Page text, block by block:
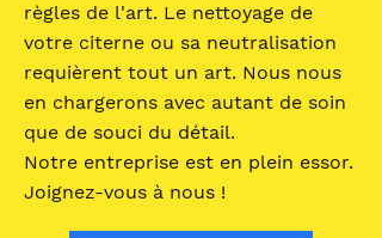
règles de l'art. Le nettoyage de
votre citerne ou sa neutralisation
requièrent tout un art. Nous nous
en chargerons avec autant de soin
que de souci du détail.
Notre entreprise est en plein essor.
Joignez-vous à nous !